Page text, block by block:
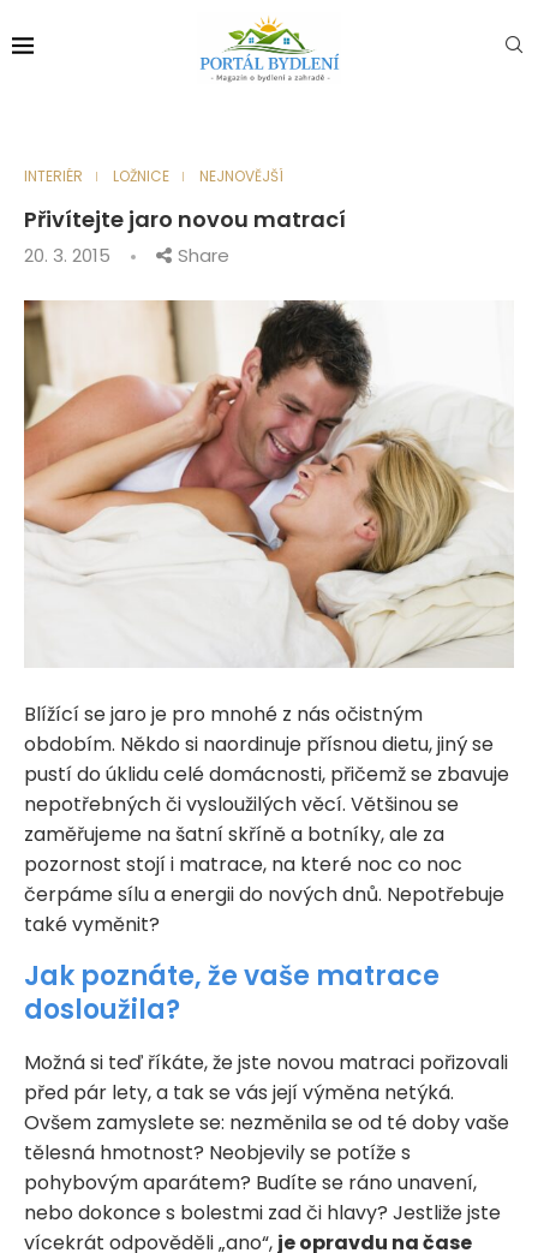
INTERIÉR LOŽNICE NEJNOVĚJŠÍ
Přivítejte jaro novou matrací
20. 3. 2015 Share
Blížící se jaro je pro mnohé z nás očistným
obdobím. Někdo si naordinuje přísnou dietu, jiný se
pustí do úklidu celé domácnosti, přičemž se zbavuje
nepotřebných či vysloužilých věcí. Většinou se
zaměřujeme na šatní skříně a botníky, ale za
pozornost stojí i matrace, na které noc co noc
čerpáme sílu a energii do nových dnů. Nepotřebuje
také vyměnit?
Jak poznáte, že vaše matrace
dosloužila?
Možná si teď říkáte, že jste novou matraci pořizovali
před pár lety, a tak se vás její výměna netýká.
Ovšem zamyslete se: nezměnila se od té doby vaše
tělesná hmotnost? Neobjevily se potíže s
pohybovým aparátem? Budíte se ráno unavení,
nebo dokonce s bolestmi zad či hlavy? Jestliže jste
vícekrát odpověděli „ano“, je opravdu na čase